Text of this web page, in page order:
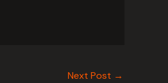
Next Post →